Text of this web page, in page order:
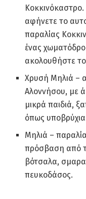
αφήνετε το
παραλίας
ένας
ακολουθήστε
Χρυσή Μηλιά –
Αλοννήσου, με
μικρά παιδιά,
όπως
Μηλιά –
πρόσβαση από
βότσαλα,
πευκοδάσος.